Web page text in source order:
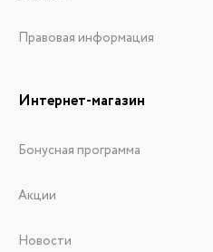
Правовая информация
Интернет-магазин
Бонусная программа
Акции
Новости